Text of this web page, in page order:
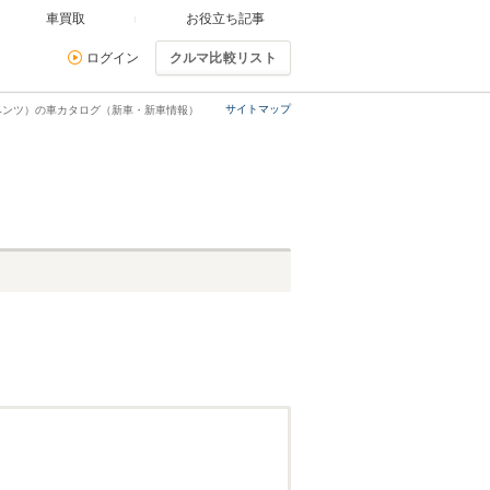
車買取 お役立ち記事
ログイン クルマ比較リスト
サイトマップ
ツ）の車カタログ（新車・新車情報）